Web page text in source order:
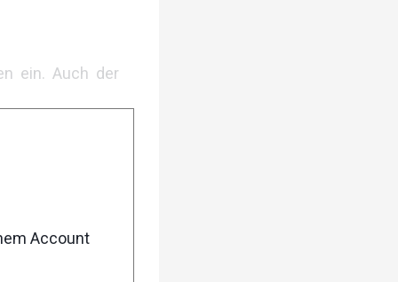
ein. Auch der
Account